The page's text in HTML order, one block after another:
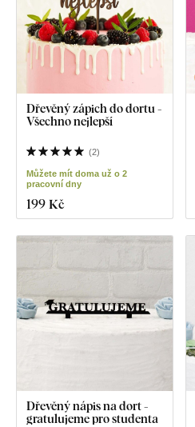
Dřevěný zápich do dortu -
Všechno nejlepší
(2)
Můžete mít doma už o 2
pracovní dny
199 Kč
Dřevěný nápis na dort -
gratulujeme pro studenta